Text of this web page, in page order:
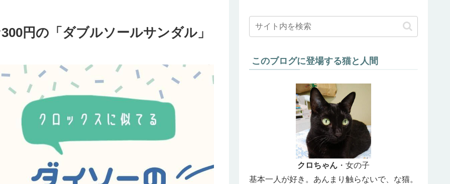
円の「ダブルソールサンダル」
このブログに登場する猫と人間
クロちゃん ・女の子
基本一人が好き。あんまり触らないで、な猫。